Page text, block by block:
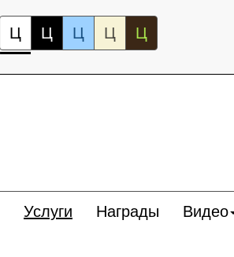
Ц Ц Ц Ц Ц
Услуги Награды Видео